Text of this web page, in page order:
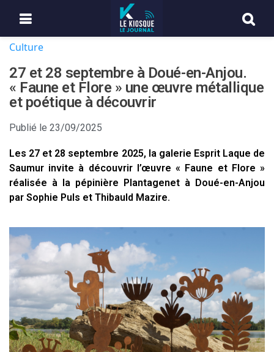
Culture
27 et 28 septembre à Doué-en-Anjou.
« Faune et Flore » une œuvre métallique
et poétique à découvrir
Publié le 23/09/2025
Les 27 et 28 septembre 2025, la galerie Esprit Laque de
Saumur invite à découvrir l’œuvre « Faune et Flore »
réalisée à la pépinière Plantagenet à Doué-en-Anjou
par Sophie Puls et Thibauld Mazire.